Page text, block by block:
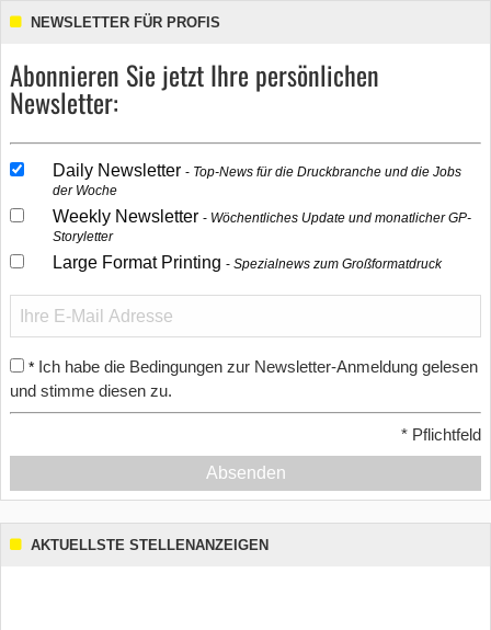
NEWSLETTER FÜR PROFIS
Abonnieren Sie jetzt Ihre persönlichen
Newsletter:
Daily Newsletter
Top-News für die Druckbranche und die Jobs
der Woche
Weekly Newsletter
Wöchentliches Update und monatlicher GP-
Storyletter
Large Format Printing Spezialnews zum Großformatdruck
* Ich habe die Bedingungen zur Newsletter-Anmeldung gelesen
und stimme diesen zu.
* Pflichtfeld
Absenden
AKTUELLSTE STELLENANZEIGEN